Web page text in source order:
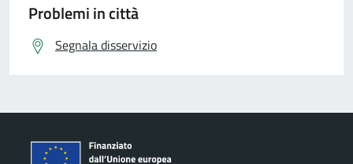
Problemi in città
Segnala disservizio